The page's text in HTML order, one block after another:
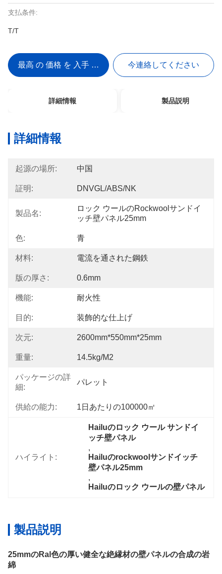
支払条件:
T/T
最高 の 価格 を 入手 する 今連絡してください
詳細情報 製品説明
詳細情報
起源の場所: 中国
証明: DNVGL/ABS/NK
製品名:
ロック ウールのRockwoolサンドイ
ッチ壁パネル25mm
色: 青
材料: 電流を通された鋼鉄
版の厚さ: 0.6mm
機能: 耐火性
目的: 装飾的な仕上げ
次元: 2600mm*550mm*25mm
重量: 14.5kg/m2
パッケージの詳
細:
パレット
供給の能力: 1日あたりの100000㎡
ハイライト:
Hailuのロック ウール サンドイ
ッチ壁パネル
,
Hailuのrockwoolサンドイッチ
壁パネル25mm
,
Hailuのロック ウールの壁パネル
製品説明
25mmのRal色の厚い健全な絶縁材の壁パネルの合成の岩
綿